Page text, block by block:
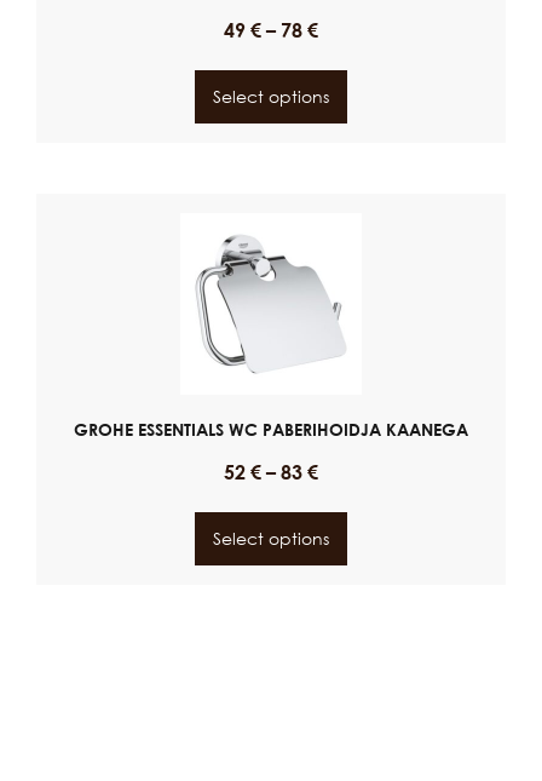
49 € – 78 €
Select options
GROHE ESSENTIALS WC PABERIHOIDJA KAANEGA
52 € – 83 €
Select options